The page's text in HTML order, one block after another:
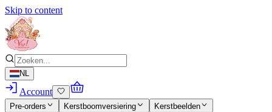
Skip to content
NL
Account
Pre-orders Kerstboomversiering
Kerstbeelden